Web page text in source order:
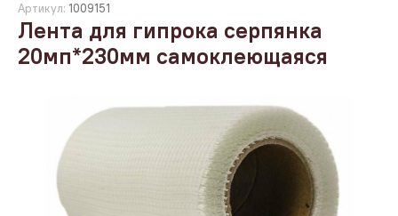
Артикул: 1009151
Лента для гипрока серпянка
20мп*230мм самоклеющаяся